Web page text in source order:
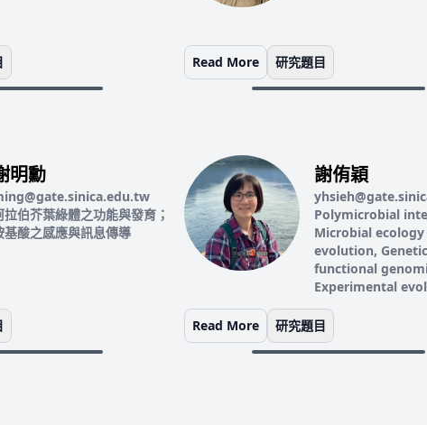
Read More 研究題目
明勳
拉伯芥葉綠體之功能與發育；
基酸之感應與訊息傳導
謝侑穎
Polymicrobial
Microbial ecology
evolution,
functional
Experimental
Read More 研究題目